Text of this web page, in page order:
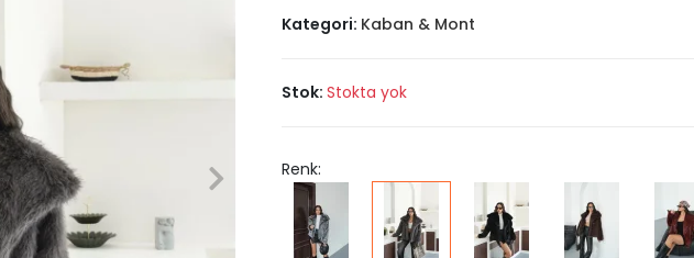
Kategori: Kaban & Mont
Stok: Stokta yok
Renk: